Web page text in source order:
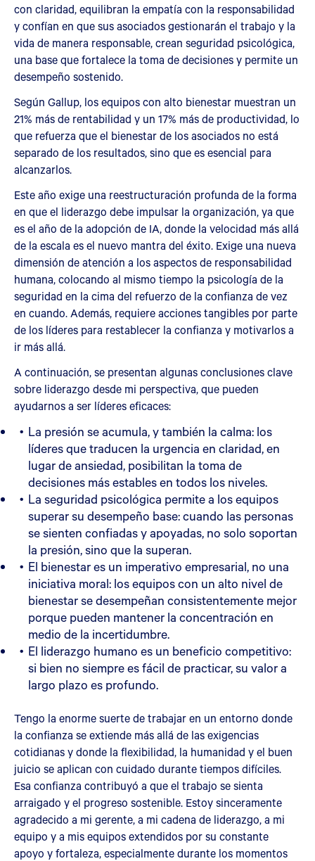
con claridad, equilibran la empatía con la responsabilidad
y confían en que sus asociados gestionarán el trabajo y la
vida de manera responsable, crean seguridad psicológica,
una base que fortalece la toma de decisiones y permite un
desempeño sostenido.
Según Gallup, los equipos con alto bienestar muestran un
21% más de rentabilidad y un 17% más de productividad, lo
que refuerza que el bienestar de los asociados no está
separado de los resultados, sino que es esencial para
alcanzarlos.
Este año exige una reestructuración profunda de la forma
en que el liderazgo debe impulsar la organización, ya que
es el año de la adopción de IA, donde la velocidad más allá
de la escala es el nuevo mantra del éxito. Exige una nueva
dimensión de atención a los aspectos de responsabilidad
humana, colocando al mismo tiempo la psicología de la
seguridad en la cima del refuerzo de la confianza de vez
en cuando. Además, requiere acciones tangibles por parte
de los líderes para restablecer la confianza y motivarlos a
ir más allá.
A continuación, se presentan algunas conclusiones clave
sobre liderazgo desde mi perspectiva, que pueden
ayudarnos a ser líderes eficaces:
La presión se acumula, y también la calma: los
líderes que traducen la urgencia en claridad, en
lugar de ansiedad, posibilitan la toma de
decisiones más estables en todos los niveles.
La seguridad psicológica permite a los equipos
superar su desempeño base: cuando las personas
se sienten confiadas y apoyadas, no solo soportan
la presión, sino que la superan.
El bienestar es un imperativo empresarial, no una
iniciativa moral: los equipos con un alto nivel de
bienestar se desempeñan consistentemente mejor
porque pueden mantener la concentración en
medio de la incertidumbre.
El liderazgo humano es un beneficio competitivo:
si bien no siempre es fácil de practicar, su valor a
largo plazo es profundo.
Tengo la enorme suerte de trabajar en un entorno donde
la confianza se extiende más allá de las exigencias
cotidianas y donde la flexibilidad, la humanidad y el buen
juicio se aplican con cuidado durante tiempos difíciles.
Esa confianza contribuyó a que el trabajo se sienta
arraigado y el progreso sostenible. Estoy sinceramente
agradecido a mi gerente, a mi cadena de liderazgo, a mi
equipo y a mis equipos extendidos por su constante
apoyo y fortaleza, especialmente durante los momentos